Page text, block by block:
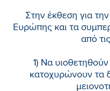
Στην έκθεση για
Ευρώπης και τα
από
1) Να
κατοχυρώνουν τα